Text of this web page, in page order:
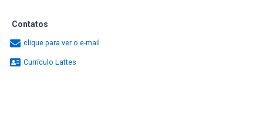
Contatos
clique para ver o e-mail
Currículo Lattes